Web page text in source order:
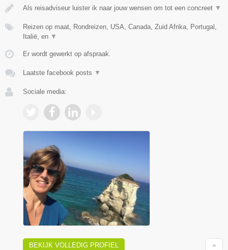
Als reisadviseur luister ik naar jouw wensen om tot een concreet ▼
Reizen op maat, Rondreizen, USA, Canada, Zuid Afrika, Portugal,
Italië, en ▼
Er wordt gewerkt op afspraak.
Laatste facebook posts ▼
Sociale media:
BEKIJK VOLLEDIG PROFIEL